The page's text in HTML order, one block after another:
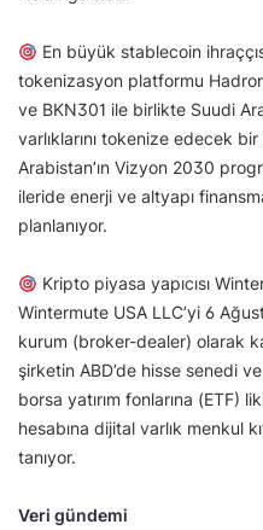
En büyük stablecoin
tokenizasyon platformu
ve BKN301 ile birlikte Suudi
varlıklarını tokenize edecek
Arabistan’ın Vizyon 2030
ileride enerji ve altyapı
planlanıyor.
Kripto piyasa yapıcısı
Wintermute USA LLC’yi 6
kurum (broker-dealer) olarak
şirketin ABD’de hisse senedi
borsa yatırım fonlarına (ETF)
hesabına dijital varlık menkul
tanıyor.
Veri gündemi